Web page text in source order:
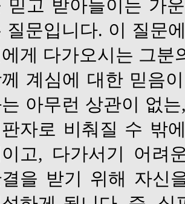
믿고 받아들이는 가
질문입니다. 이 질문
게 다가오시는 그분
계심에 대한 믿음
아무런 상관이 없는
자로 비춰질 수 밖
고, 다가서기 어려
을 받기 위해 자신